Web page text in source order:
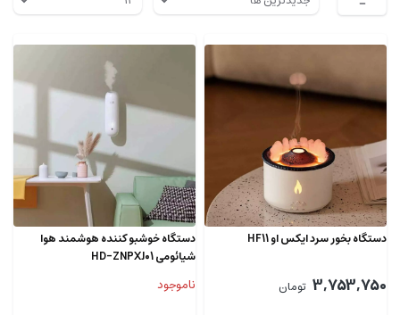
دستگاه بخور سرد ایکس او HF11
3,753,750 تومان
دستگاه خوشبو کننده هوشمند هوا
شیائومی HD-ZNPXJ01
ناموجود